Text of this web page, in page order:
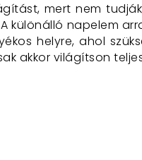
mert nem
különálló napelem
helyre, ahol
akkor világítson